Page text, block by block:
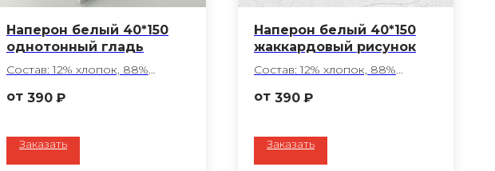
Наперон белый 40*150
однотонный гладь
Состав: 12% хлопок, 88%
Обработка ГОМ
Цвет: белый
Ткань: Беларусь
390 ₽
Заказать
Наперон белый 40*150
жаккардовый рисунок
Состав: 12% хлопок, 88%
Обработка ГОМ
Цвет: белый
Ткань: Беларусь
390 ₽
Заказать